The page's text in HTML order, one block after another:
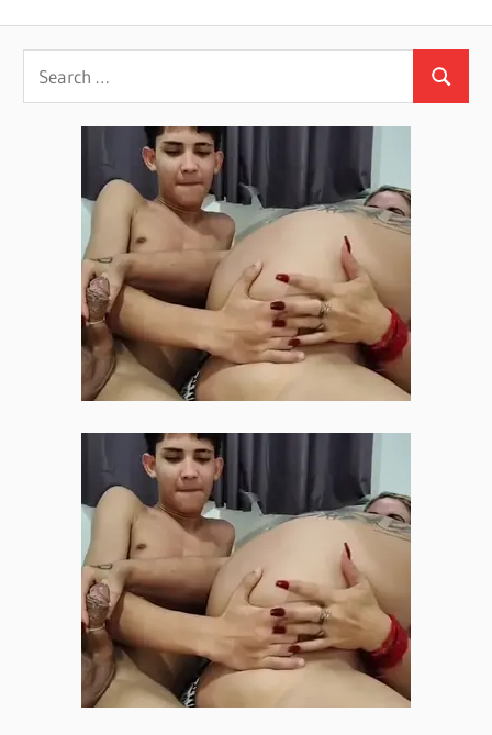
navigation